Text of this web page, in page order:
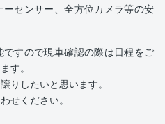
センサー、全方位カメラ等の安
すので現車確認の際は日程をご
す。
りしたいと思います。
せください。